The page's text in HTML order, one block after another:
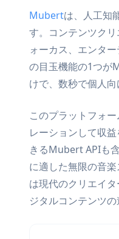
Mubertは、人工知
す。コンテンツク
ォーカス、エンタ
の目玉機能の1つが
けで、数秒で個人
このプラットフォ
レーションして収
きるMubert APIも
に適した無限の音
は現代のクリエイ
ジタルコンテンツ